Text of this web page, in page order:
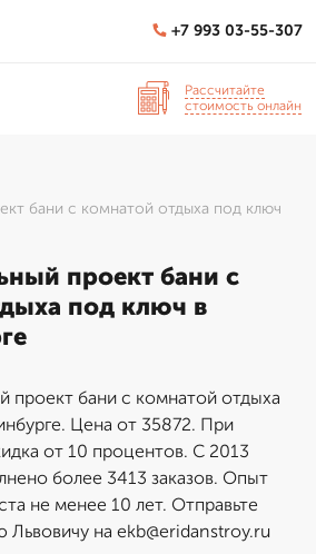
+7 993 03-55-307
Рассчитайте
стоимость онлайн
бани с комнатой отдыха под ключ
проект бани с
под ключ в
проект бани с комнатой отдыха
Цена от 35872. При
от 10 процентов. С 2013
более 3413 заказов. Опыт
не менее 10 лет. Отправьте
на ekb@eridanstroy.ru